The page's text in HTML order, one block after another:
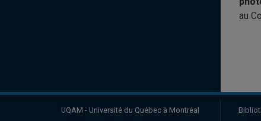
au
UQAM - Université du Québec à Montréal